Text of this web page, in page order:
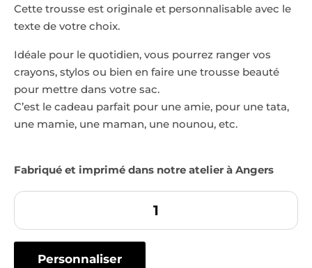
Cette trousse est originale et personnalisable avec le
texte de votre choix.
Idéale pour le quotidien, vous pourrez ranger vos
crayons, stylos ou bien en faire une trousse beauté
pour mettre dans votre sac.
C’est le cadeau parfait pour une amie, pour une tata,
une mamie, une maman, une nounou, etc.
Fabriqué et imprimé dans notre atelier à Angers
Personnaliser